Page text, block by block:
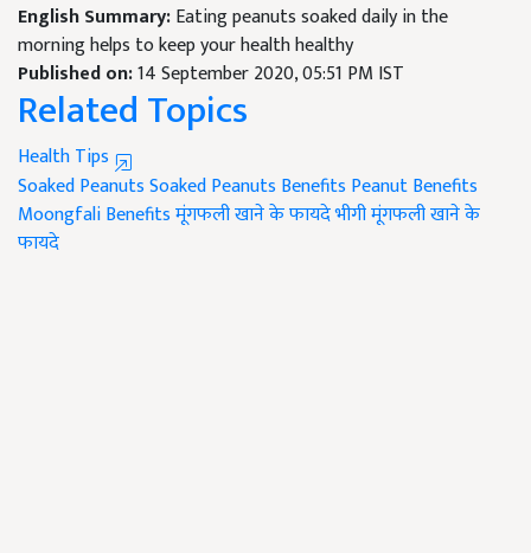
English Summary:Eating peanuts soaked daily in the
morning helps to keep your health healthy
Published on:14 September 2020, 05:51 PM IST
Related Topics
Health Tips
Soaked PeanutsSoaked Peanuts Benefits Peanut Benefits
Moongfali Benefitsमूंगफली खाने के फायदेभीगी मूंगफली खाने के
फायदे